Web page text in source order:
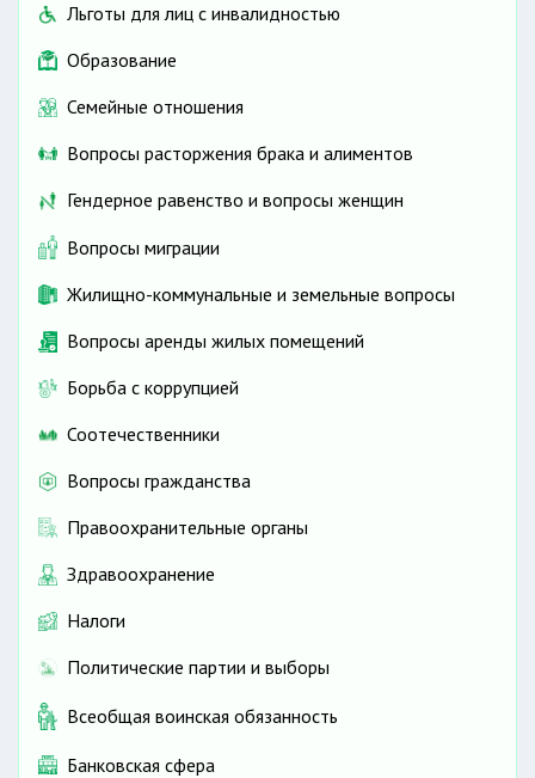
Льготы для лиц с инвалидностью
Образование
Семейные отношения
Вопросы расторжения брака и алиментов
Гендерное равенство и вопросы женщин
Вопросы миграции
Жилищно-коммунальные и земельные вопросы
Вопросы аренды жилых помещений
Борьба с коррупцией
Соотечественники
Вопросы гражданства
Правоохранительные органы
Здравоохранение
Налоги
Политические партии и выборы
Всеобщая воинская обязанность
Банковская сфера